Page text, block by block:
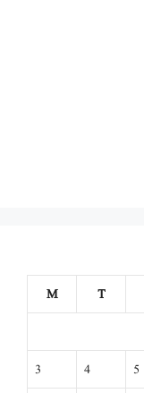
M
T
3
4 5